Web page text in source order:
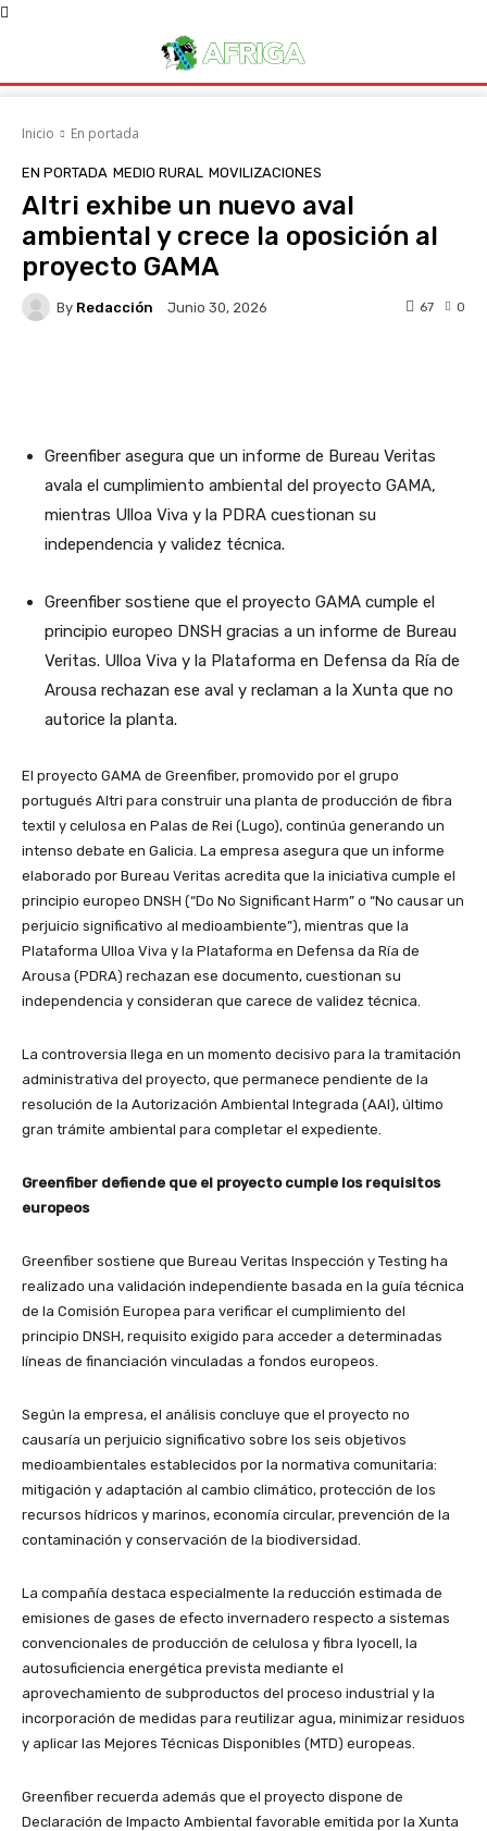
Inicio En portada
EN PORTADA MEDIO RURAL MOVILIZACIONES
Altri exhibe un nuevo aval
ambiental y crece la oposición al
proyecto GAMA
By Redacción Junio 30, 2026 0
67
Greenfiber asegura que un informe de Bureau Veritas
avala el cumplimiento ambiental del proyecto GAMA,
mientras Ulloa Viva y la PDRA cuestionan su
independencia y validez técnica.
Greenfiber sostiene que el proyecto GAMA cumple el
principio europeo DNSH gracias a un informe de Bureau
Veritas. Ulloa Viva y la Plataforma en Defensa da Ría de
Arousa rechazan ese aval y reclaman a la Xunta que no
autorice la planta.
El proyecto GAMA de Greenfiber, promovido por el grupo
portugués Altri para construir una planta de producción de fibra
textil y celulosa en Palas de Rei (Lugo), continúa generando un
intenso debate en Galicia. La empresa asegura que un informe
elaborado por Bureau Veritas acredita que la iniciativa cumple el
principio europeo DNSH (“Do No Significant Harm” o “No causar un
perjuicio significativo al medioambiente”), mientras que la
Plataforma Ulloa Viva y la Plataforma en Defensa da Ría de
Arousa (PDRA) rechazan ese documento, cuestionan su
independencia y consideran que carece de validez técnica.
La controversia llega en un momento decisivo para la tramitación
administrativa del proyecto, que permanece pendiente de la
resolución de la Autorización Ambiental Integrada (AAI), último
gran trámite ambiental para completar el expediente.
Greenfiber defiende que el proyecto cumple los requisitos
europeos
Greenfiber sostiene que Bureau Veritas Inspección y Testing ha
realizado una validación independiente basada en la guía técnica
de la Comisión Europea para verificar el cumplimiento del
principio DNSH, requisito exigido para acceder a determinadas
líneas de financiación vinculadas a fondos europeos.
Según la empresa, el análisis concluye que el proyecto no
causaría un perjuicio significativo sobre los seis objetivos
medioambientales establecidos por la normativa comunitaria:
mitigación y adaptación al cambio climático, protección de los
recursos hídricos y marinos, economía circular, prevención de la
contaminación y conservación de la biodiversidad.
La compañía destaca especialmente la reducción estimada de
emisiones de gases de efecto invernadero respecto a sistemas
convencionales de producción de celulosa y fibra lyocell, la
autosuficiencia energética prevista mediante el
aprovechamiento de subproductos del proceso industrial y la
incorporación de medidas para reutilizar agua, minimizar residuos
y aplicar las Mejores Técnicas Disponibles (MTD) europeas.
Greenfiber recuerda además que el proyecto dispone de
Declaración de Impacto Ambiental favorable emitida por la Xunta